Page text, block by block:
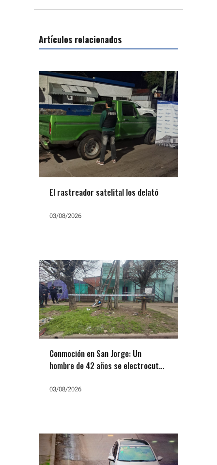
Artículos relacionados
El rastreador satelital los delató
03/08/2026
Conmoción en San Jorge: Un
hombre de 42 años se electrocutó
03/08/2026